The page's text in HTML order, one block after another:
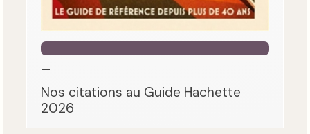
—
Nos citations au Guide Hachette
2026